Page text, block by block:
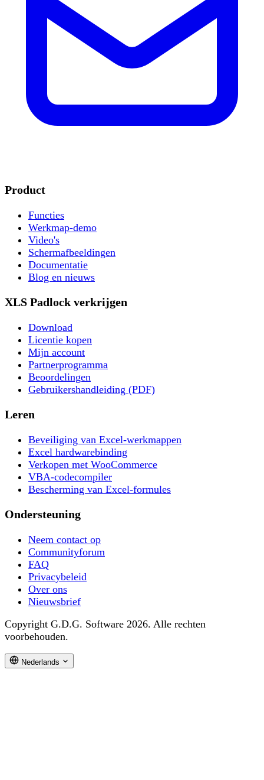
Product
Functies
Werkmap-demo
Video's
Schermafbeeldingen
Documentatie
Blog en nieuws
XLS Padlock verkrijgen
Download
Licentie kopen
Mijn account
Partnerprogramma
Beoordelingen
Gebruikershandleiding (PDF)
Leren
Beveiliging van Excel-werkmappen
Excel hardwarebinding
Verkopen met WooCommerce
VBA-codecompiler
Bescherming van Excel-formules
Ondersteuning
Neem contact op
Communityforum
FAQ
Privacybeleid
Over ons
Nieuwsbrief
Copyright G.D.G. Software 2026. Alle rechten
voorbehouden.
Nederlands